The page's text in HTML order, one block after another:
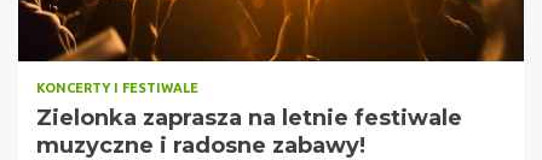
KONCERTY I FESTIWALE
Zielonka zaprasza na letnie festiwale
muzyczne i radosne zabawy!